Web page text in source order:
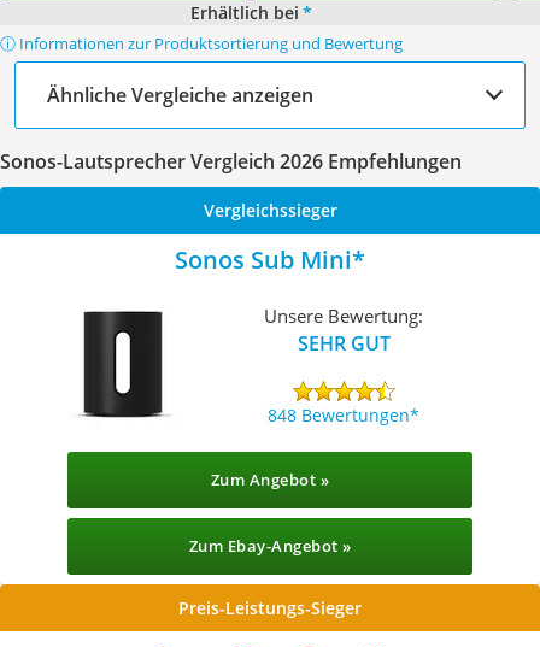
Erhältlich bei *
ⓘ Informationen zur Produktsortierung und Bewertung
Ähnliche Vergleiche anzeigen
Sonos-Lautsprecher Vergleich 2026 Empfehlungen
Vergleichssieger
Sonos Sub Mini
Unsere Bewertung:
SEHR GUT
848 Bewertungen
Zum Angebot »
Zum Ebay-Angebot »
Preis-Leistungs-Sieger